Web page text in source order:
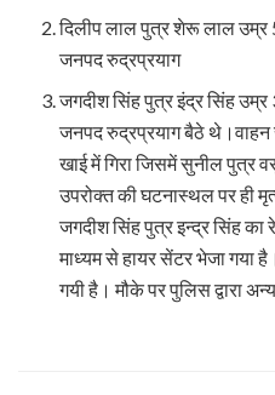
दिलीप लाल पुत्र शेरू लाल उम्र
जनपद रुद्रप्रयाग
जगदीश सिंह पुत्र इंद्र सिंह उम्र
जनपद रुद्रप्रयाग बैठे
खाई में गिरा जिसमें सुनील पुत्र
उपरोक्त की घटनास्थल पर ही
जगदीश सिंह पुत्र इन्द्र सिंह
माध्यम से हायर सेंटर भेजा गया
गयी है। मौके पर पुलिस द्वारा